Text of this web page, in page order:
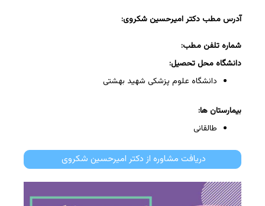
آدرس مطب دکتر امیرحسین شکروی:
شماره تلفن مطب:
دانشگاه محل تحصیل:
دانشگاه علوم پزشکی شهید بهشتی
بیمارستان ها:
طالقانی
دریافت مشاوره از دکتر امیرحسین شکروی